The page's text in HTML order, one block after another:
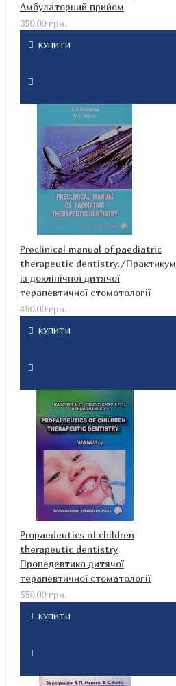
Амбулаторний прийом
350.00 грн.
КУПИТИ
Preclinical manual of paediatric
therapeutic dentistry./Практикум
із доклінічної дитячої
терапевтичної стомотології
450.00 грн.
КУПИТИ
Propaedeutics of children
therapeutic dentistry
Пропедевтика дитячої
терапевтичної стоматології
550.00 грн.
КУПИТИ